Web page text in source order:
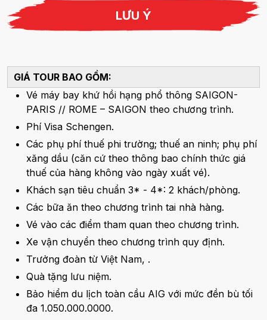
LƯU Ý
GIÁ TOUR BAO GỒM:
Vé máy bay khứ hồi hạng phổ thông SAIGON-
PARIS // ROME – SAIGON theo chương trình.
Phí Visa Schengen.
Các phụ phí thuế phi trường; thuế an ninh; phụ phí
xăng dầu (căn cứ theo thông bao chính thức giá
thuế của hàng không vào ngày xuất vé).
Khách sạn tiêu chuẩn 3* - 4*: 2 khách/phòng.
Các bữa ăn theo chương trình tai nhà hàng.
Vé vào các điểm tham quan theo chương trình.
Xe vận chuyển theo chương trình quy định.
Trưởng đoàn từ Việt Nam, .
Quà tặng lưu niệm.
Bảo hiểm du lịch toàn cầu AIG với mức đền bù tối
đa 1.050.000.0000.